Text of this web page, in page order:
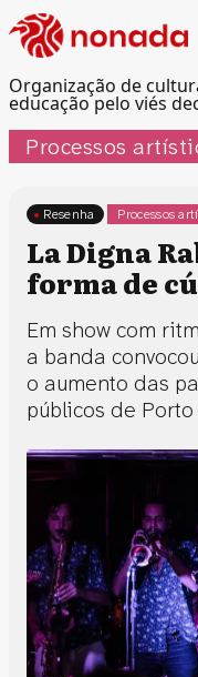
Organização de
educação pelo viés
Processos
Processos
Resenha
La Digna
forma de
Em show com
a banda
o aumento das
públicos de Porto